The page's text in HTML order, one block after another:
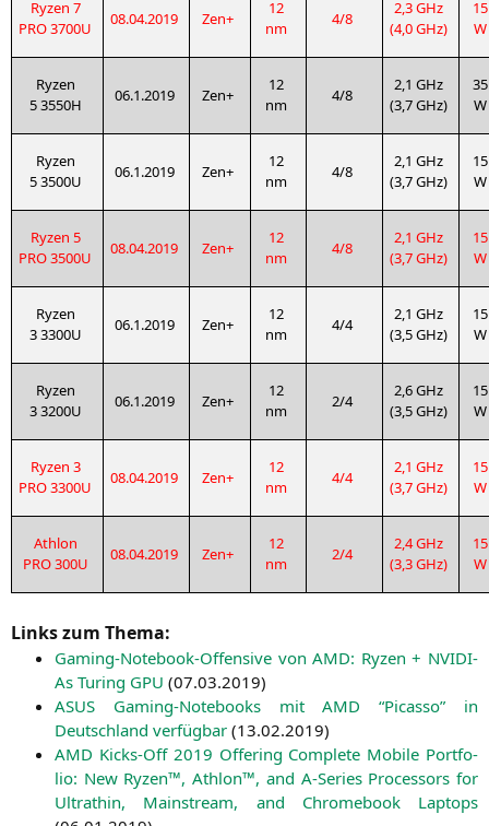
Ryzen 7
PRO3700U 08.04.2019 Zen+
12
nm
4/8
2,3 GHz
(4,0 GHz)
15
W
Ryzen
53550H 06.1.2019 Zen+
12
nm
4/8
2,1 GHz
(3,7 GHz)
35
W
Ryzen
53500U 06.1.2019 Zen+
12
nm
4/8
2,1 GHz
(3,7 GHz)
15
W
Ryzen 5
PRO3500U 08.04.2019 Zen+
12
nm
4/8
2,1 GHz
(3,7 GHz)
15
W
Ryzen
33300U 06.1.2019 Zen+
12
nm
4/4
2,1 GHz
(3,5 GHz)
15
W
Ryzen
33200U 06.1.2019 Zen+
12
nm
2/4
2,6 GHz
(3,5 GHz)
15
W
Ryzen 3
PRO3300U 08.04.2019 Zen+
12
nm
4/4
2,1 GHz
(3,7 GHz)
15
W
Ath­lon
PRO300U 08.04.2019 Zen+
12
nm
2/4
2,4 GHz
(3,3 GHz)
15
W
Links zum Thema:
Gam­ing-Note­book-Offen­si­ve vonAMD: Ryzen + NVI­DI­
As Turing GPU (07.03.2019)
ASUS Gam­ing-Note­books mitAMD “Picas­so” in
Deutsch­land ver­füg­bar (13.02.2019)
AMD Kicks-Off 2019 Offe­ring Com­ple­te Mobi­le Port­fo­
lio: New Ryzen™, Ath­lon™, and A‑Series Pro­ces­sors for
Ultrath­in, Main­stream, and Chrome­book Lap­tops